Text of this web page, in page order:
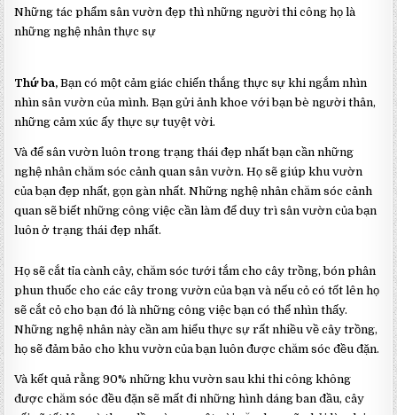
Những tác phẩm sân vườn đẹp thì những người thi công họ là
những nghệ nhân thực sự
Thứ ba, Bạn có một cảm giác chiến thắng thực sự khi ngắm nhìn
nhìn sân vườn của mình. Bạn gửi ảnh khoe với bạn bè người thân,
những cảm xúc ấy thực sự tuyệt vời.
Và để sân vườn luôn trong trạng thái đẹp nhất bạn cần những
nghệ nhân chăm sóc cảnh quan sân vườn. Họ sẽ giúp khu vườn
của bạn đẹp nhất, gọn gàn nhất. Những nghệ nhân chăm sóc cảnh
quan sẽ biết những công việc cần làm để duy trì sân vườn của bạn
luôn ở trạng thái đẹp nhất.
Họ sẽ cắt tỉa cành cây, chăm sóc tưới tắm cho cây trồng, bón phân
phun thuốc cho các cây trong vườn của bạn và nếu cỏ có tốt lên họ
sẽ cắt cỏ cho bạn đó là những công việc bạn có thể nhìn thấy.
Những nghệ nhân này cần am hiểu thực sự rất nhiều về cây trồng,
họ sẽ đảm bảo cho khu vườn của bạn luôn được chăm sóc đều đặn.
Và kết quả rằng 90% những khu vườn sau khi thi công không
được chăm sóc đều đặn sẽ mất đi những hình dáng ban đầu, cây